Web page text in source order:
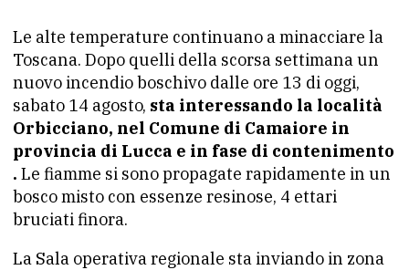
Le alte temperature continuano a minacciare la
Toscana. Dopo quelli della scorsa settimana un
nuovo incendio boschivo dalle ore 13 di oggi,
sabato 14 agosto, sta interessando la località
Orbicciano, nel Comune di Camaiore in
provincia di Lucca e in fase di contenimento
. Le fiamme si sono propagate rapidamente in un
bosco misto con essenze resinose, 4 ettari
bruciati finora.
La Sala operativa regionale sta inviando in zona